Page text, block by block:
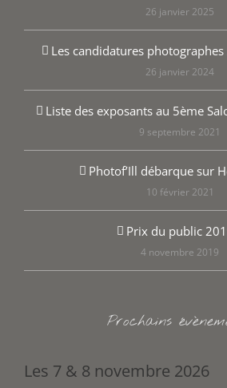
26 janvier 2025
Les candidatures
26 janvier 2024
Liste des exposants au 5ème
9 septembre 2021
Photof’Ill débarque sur
10 février 2021
Prix du public
4 novembre 2019
Prochains
Les 7 & 8 novembre 2026